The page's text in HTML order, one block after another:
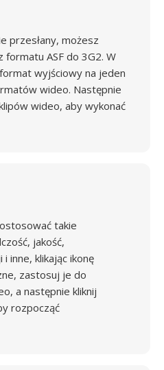
przesłany, możesz
ASF do 3G2. W
wyjściowy na jeden
wideo. Następnie
wideo, aby wykonać
takie
jakość,
inne, klikając ikonę
zastosuj je do
a następnie kliknij
rozpocząć